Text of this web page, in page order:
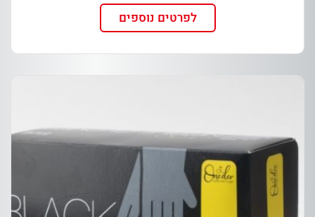
לפרטים נוספים